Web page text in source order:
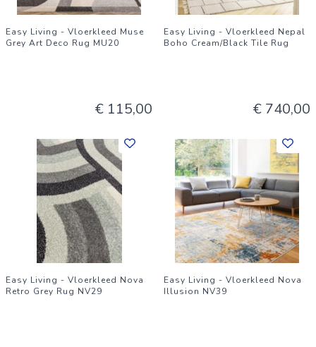
Easy Living - Vloerkleed Muse
Grey Art Deco Rug MU20
€ 115,00
Easy Living - Vloerkleed Nepal
Boho Cream/Black Tile Rug
€ 740,00
Easy Living - Vloerkleed Nova
Retro Grey Rug NV29
Easy Living - Vloerkleed Nova
Illusion NV39